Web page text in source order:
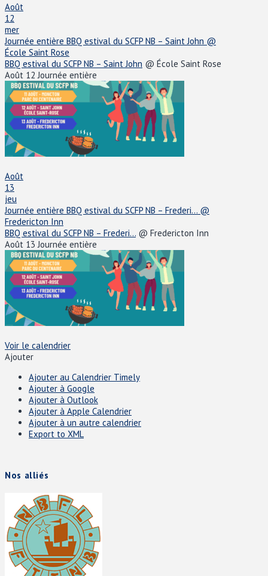
Août
12
mer
Journée entière BBQ estival du SCFP NB – Saint John @
École Saint Rose
BBQ estival du SCFP NB – Saint John @ École Saint Rose
Août 12Journée entière
Août
13
jeu
Journée entière BBQ estival du SCFP NB – Frederi... @
Fredericton Inn
BBQ estival du SCFP NB – Frederi... @ Fredericton Inn
Août 13Journée entière
Voir le calendrier
Ajouter
Ajouter au Calendrier Timely
Ajouter à Google
Ajouter à Outlook
Ajouter à Apple Calendrier
Ajouter à un autre calendrier
Export to XML
Nos alliés